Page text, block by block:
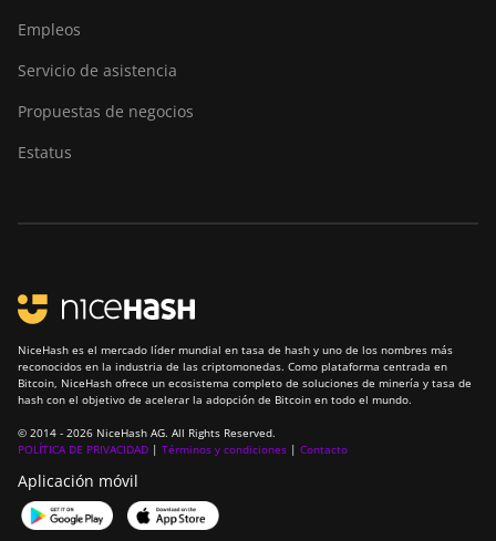
Empleos
Servicio de asistencia
Propuestas de negocios
Estatus
NiceHash es el mercado líder mundial en tasa de hash y uno de los nombres más
reconocidos en la industria de las criptomonedas. Como plataforma centrada en
Bitcoin, NiceHash ofrece un ecosistema completo de soluciones de minería y tasa de
hash con el objetivo de acelerar la adopción de Bitcoin en todo el mundo.
© 2014 - 2026 NiceHash AG. All Rights Reserved.
POLÍTICA DE PRIVACIDAD | Términos y condiciones | Contacto
Aplicación móvil